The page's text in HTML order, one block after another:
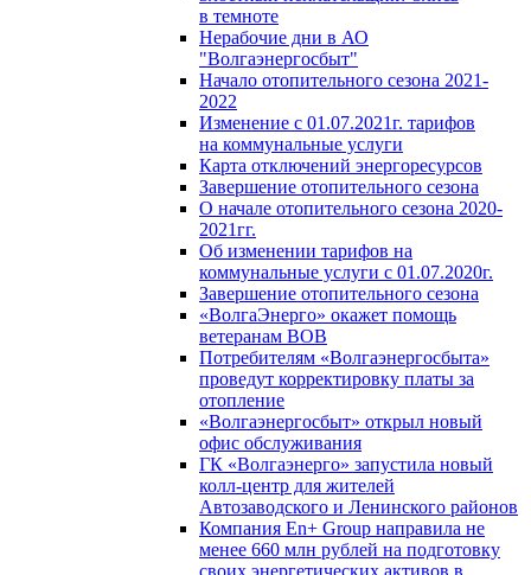
в темноте
Нерабочие дни в АО
"Волгаэнергосбыт"
Начало отопительного сезона 2021-
2022
Изменение с 01.07.2021г. тарифов
на коммунальные услуги
Карта отключений энергоресурсов
Завершение отопительного сезона
О начале отопительного сезона 2020-
2021гг.
Об изменении тарифов на
коммунальные услуги с 01.07.2020г.
Завершение отопительного сезона
«ВолгаЭнерго» окажет помощь
ветеранам ВОВ
Потребителям «Волгаэнергосбыта»
проведут корректировку платы за
отопление
«Волгаэнергосбыт» открыл новый
офис обслуживания
ГК «Волгаэнерго» запустила новый
колл-центр для жителей
Автозаводского и Ленинского районов
Компания En+ Group направила не
менее 660 млн рублей на подготовку